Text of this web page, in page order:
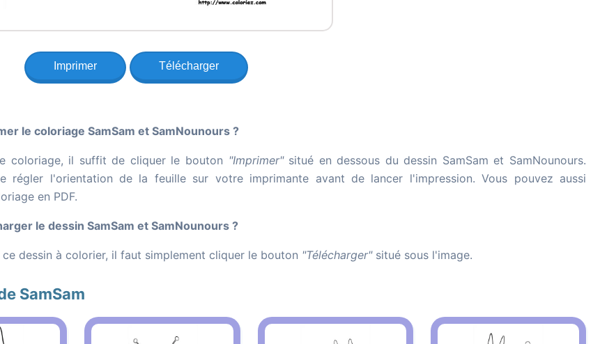
Imprimer Télécharger
le coloriage SamSam et SamNounours ?
coloriage, il suffit de cliquer le bouton "Imprimer"situé en dessous du dessin SamSam et SamNounours.
régler l'orientation de la feuille sur votre imprimante avant de lancer l'impression. Vous pouvez aussi
en PDF.
le dessin SamSam et SamNounours ?
dessin à colorier, il faut simplement cliquer le bouton "Télécharger"situé sous l'image.
SamSam